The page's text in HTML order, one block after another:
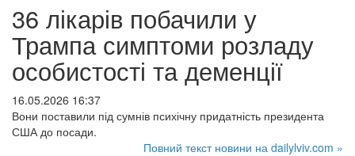
36 лікарів побачили у
Трампа симптоми розладу
особистості та деменції
16.05.2026 16:37
Вони поставили під сумнів психічну придатність президента
США до посади.
Повний текст новини на dailylviv.com »